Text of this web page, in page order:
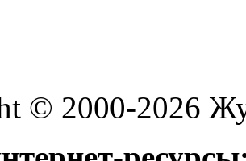
© 2000-2026